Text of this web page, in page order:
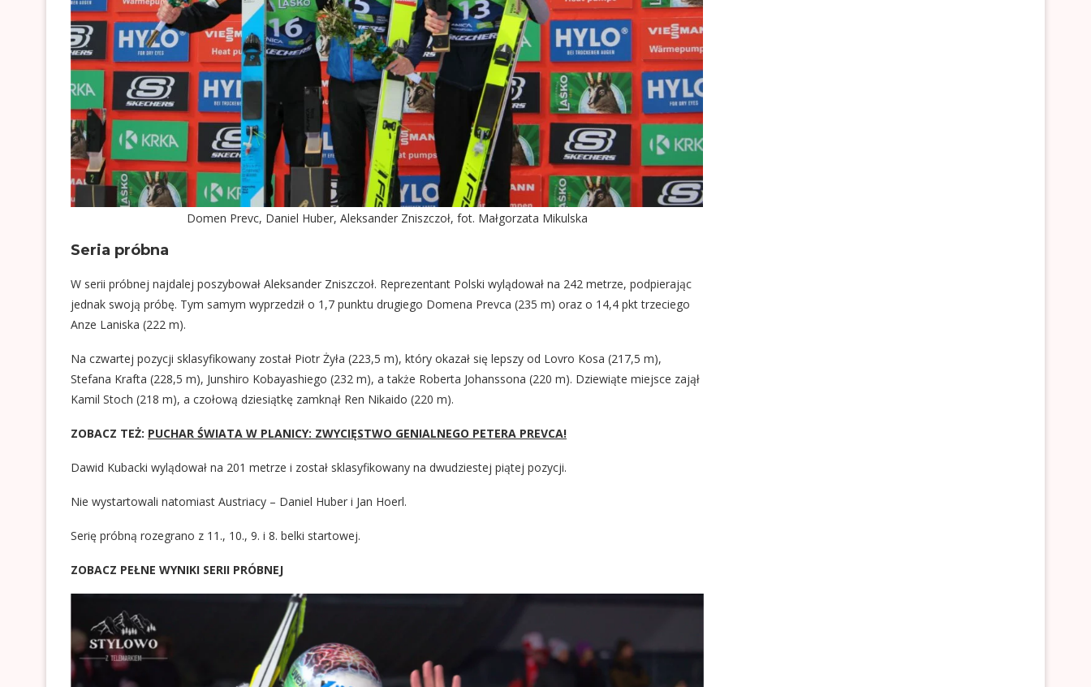
Domen Prevc, Daniel Huber, Aleksander Zniszczoł, fot. Małgorzata Mikulska
Seria próbna
W serii próbnej najdalej poszybował Aleksander Zniszczoł. Reprezentant Polski wylądował na 242 metrze, podpierając
jednak swoją próbę. Tym samym wyprzedził o 1,7 punktu drugiego Domena Prevca (235 m) oraz o 14,4 pkt trzeciego
Anze Laniska (222 m).
Na czwartej pozycji sklasyfikowany został Piotr Żyła (223,5 m), który okazał się lepszy od Lovro Kosa (217,5 m),
Stefana Krafta (228,5 m), Junshiro Kobayashiego (232 m), a także Roberta Johanssona (220 m). Dziewiąte miejsce zajął
Kamil Stoch (218 m), a czołową dziesiątkę zamknął Ren Nikaido (220 m).
ZOBACZ TEŻ: PUCHAR ŚWIATA W PLANICY: ZWYCIĘSTWO GENIALNEGO PETERA PREVCA!
Dawid Kubacki wylądował na 201 metrze i został sklasyfikowany na dwudziestej piątej pozycji.
Nie wystartowali natomiast Austriacy – Daniel Huber i Jan Hoerl.
Serię próbną rozegrano z 11., 10., 9. i 8. belki startowej.
ZOBACZ PEŁNE WYNIKI SERII PRÓBNEJ